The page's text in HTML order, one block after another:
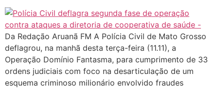
Da Redação Aruanã FM A Polícia Civil de Mato Grosso
deflagrou, na manhã desta terça-feira (11.11), a
Operação Domínio Fantasma, para cumprimento de 33
ordens judiciais com foco na desarticulação de um
esquema criminoso milionário envolvido fraudes